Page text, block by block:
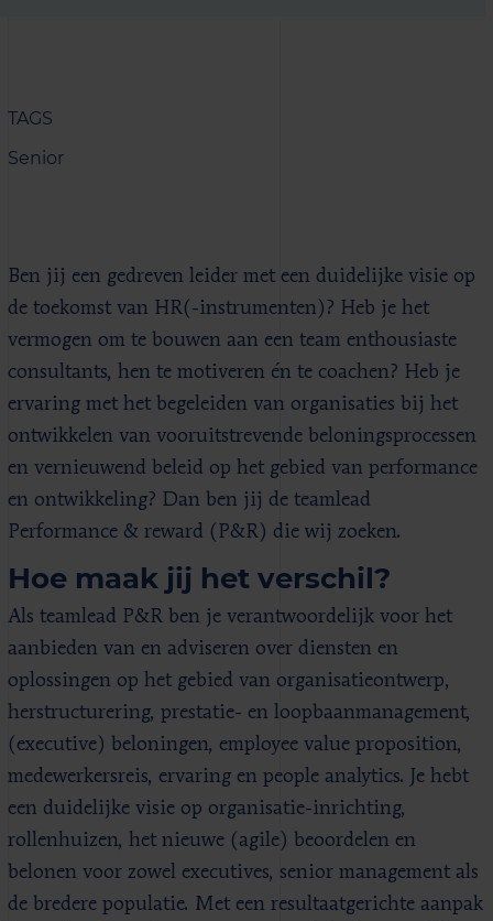
TAGS
Senior
Ben jij een gedreven leider met een duidelijke visie op
de toekomst van HR(-instrumenten)? Heb je het
vermogen om te bouwen aan een team enthousiaste
consultants, hen te motiveren én te coachen? Heb je
ervaring met het begeleiden van organisaties bij het
ontwikkelen van vooruitstrevende beloningsprocessen
en vernieuwend beleid op het gebied van performance
en ontwikkeling? Dan ben jij de teamlead
Performance & reward (P&R) die wij zoeken.
Hoe maak jij het verschil?
Als teamlead P&R ben je verantwoordelijk voor het
aanbieden van en adviseren over diensten en
oplossingen op het gebied van organisatieontwerp,
herstructurering, prestatie- en loopbaanmanagement,
(executive) beloningen, employee value proposition,
medewerkersreis, ervaring en people analytics. Je hebt
een duidelijke visie op organisatie-inrichting,
rollenhuizen, het nieuwe (agile) beoordelen en
belonen voor zowel executives, senior management als
de bredere populatie. Met een resultaatgerichte aanpak